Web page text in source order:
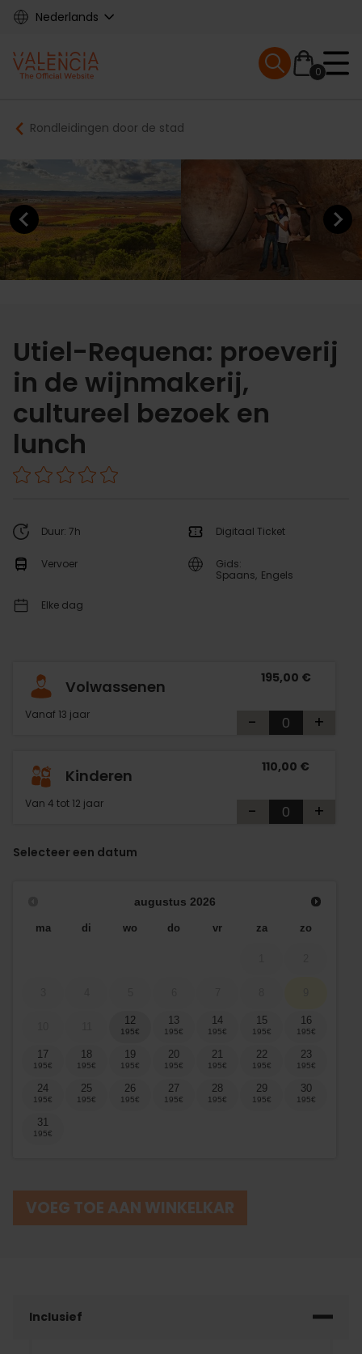
Skip
content
Nederlands
Main
navigation
0
Mobile menu
Breadcrumb
Rondleidingen door de stad
Previous element Next
Utiel-Requena: proeverij
in de wijnmakerij,
cultureel bezoek en
lunch
Duur: 7h Digitaal Ticket
Vervoer
Gids:
Spaans Engels
Elke dag
Volwassenen
Vanaf 13 jaar
195,00 €
- +
Kinderen
Van 4 tot 12 jaar
110,00 €
- +
Selecteer een datum
augustus 2026
ma di wo do vr za zo
12 13 14 15 16
17 18 19 20 21 22 23
24 25 26 27 28 29 30
31
VOEG TOE AAN WINKELKAR
Inclusief